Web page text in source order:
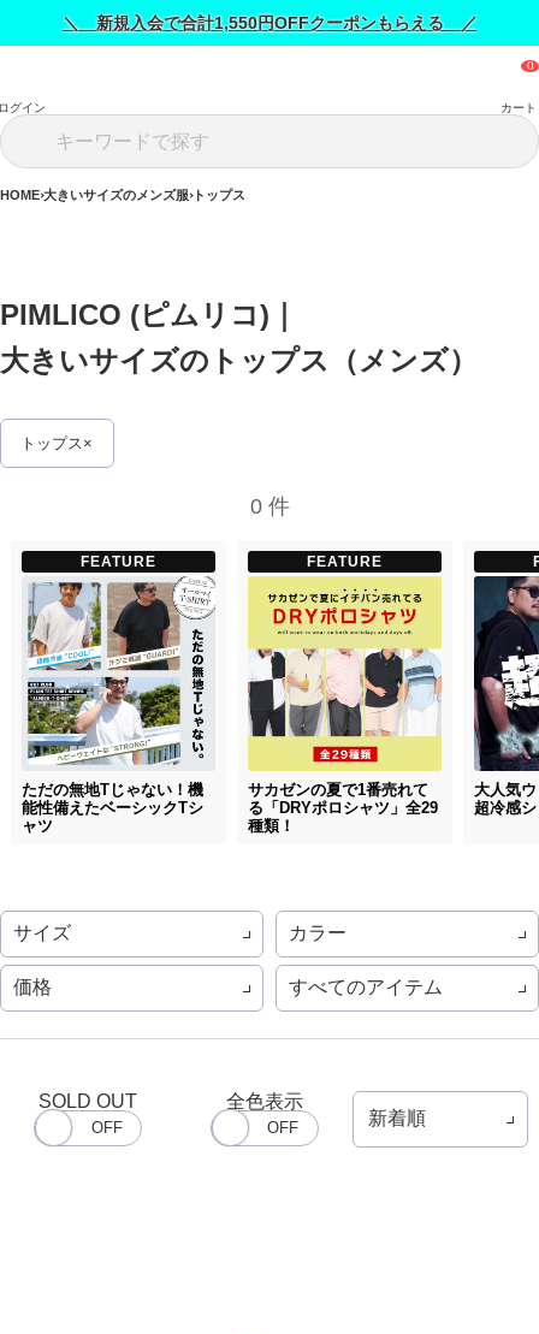
＼ 新規入会で合計1,550円OFFクーポンもらえる ／
グイン カート
HOME 大きいサイズのメンズ服 トップス
PIMLICO (ピムリコ)｜
大きいサイズのトップス（メンズ）
トップス
0 件
FEATURE
ただの無地Tじゃない！機
能性備えたベーシックTシ
ャツ
FEATURE
サカゼンの夏で1番売れて
る「DRYポロシャツ」全29
種類！
大人気
超冷感
サイズ カラー
価格 すべてのアイテム
SOLD OUT 全色表示